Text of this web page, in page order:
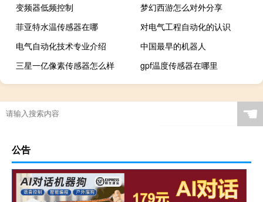
变频器低频控制
梦幻西游怎么对外分享
菲亚特水温传感器在哪
对电气工程自动化的认识
电气自动化技术专业介绍
中国最早的机器人
三星一亿像素传感器怎么样
gpf温度传感器在哪里
☚
公告